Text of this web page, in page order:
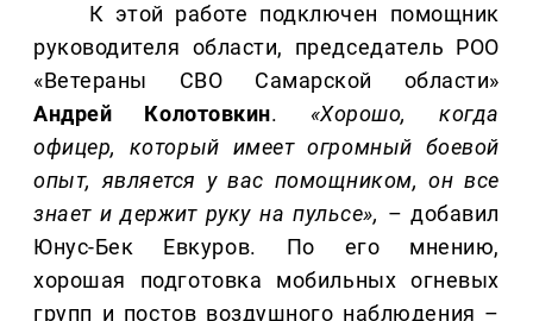
К этой работе подключен помощник
руководителя области, председатель РОО
«Ветераны СВО Самарской области»
Андрей Колотовкин. «Хорошо, когда
офицер, который имеет огромный боевой
опыт, является у вас помощником, он все
знает и держит руку на пульсе», – добавил
Юнус-Бек Евкуров. По его мнению,
хорошая подготовка мобильных огневых
групп и постов воздушного наблюдения –